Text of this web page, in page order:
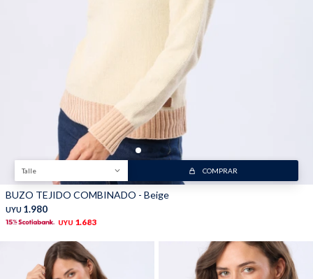
Talle COMPRAR
BUZO TEJIDO COMBINADO - Beige
UYU 1.980
UYU 1.683